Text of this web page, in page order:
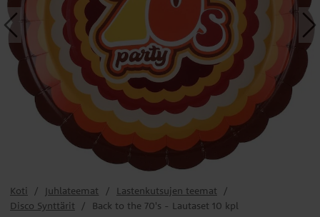
Koti Juhlateemat
Lastenkutsujen teemat
Disco Synttärit
Back to the 70's - Lautaset 10 kpl